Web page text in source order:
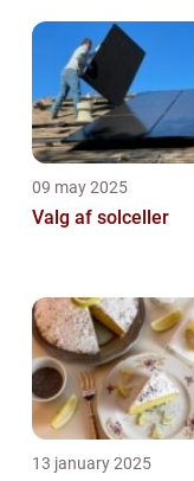
09 may 2025
Valg af solceller
13 january 2025